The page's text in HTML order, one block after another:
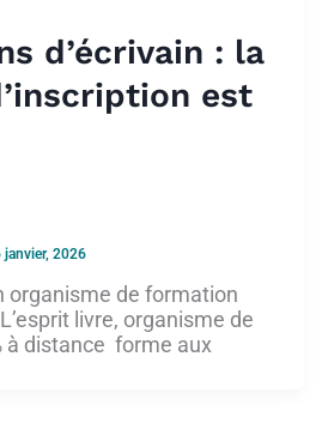
d’écrivain : la
est
janvier, 2026
organisme de formation
livre, organisme de
à distance forme aux